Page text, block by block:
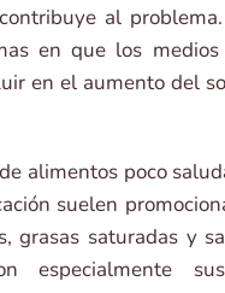
al
en que los medios
en el aumento del
alimentos poco
suelen
grasas saturadas y
especialmente